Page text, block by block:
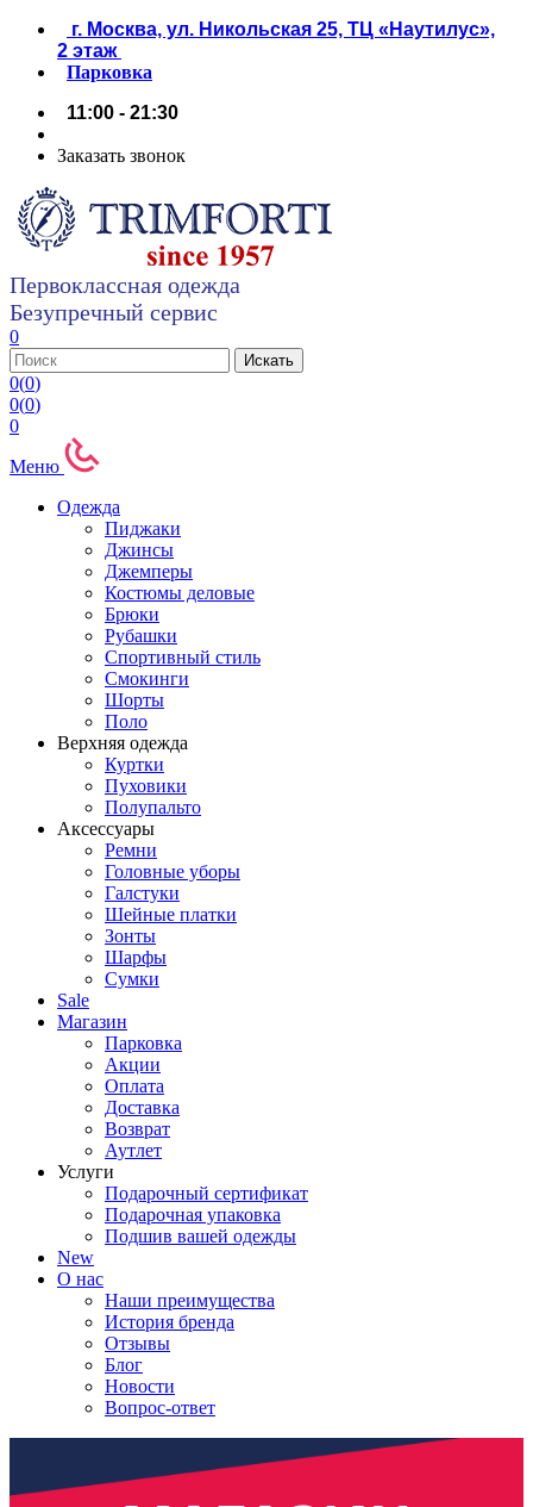
г. Москва, ул. Никольская 25, ТЦ «Наутилус»,
2 этаж
Парковка
11:00 - 21:30
Заказать звонок
Первоклассная одежда
Безупречный сервис
0
0(0)
0(0)
0
Меню
Одежда
Пиджаки
Джинсы
Джемперы
Костюмы деловые
Брюки
Рубашки
Спортивный стиль
Смокинги
Шорты
Поло
Верхняя одежда
Куртки
Пуховики
Полупальто
Аксессуары
Ремни
Головные уборы
Галстуки
Шейные платки
Зонты
Шарфы
Сумки
Sale
Магазин
Парковка
Акции
Оплата
Доставка
Возврат
Аутлет
Услуги
Подарочный сертификат
Подарочная упаковка
Подшив вашей одежды
New
О нас
Наши преимущества
История бренда
Отзывы
Блог
Новости
Вопрос-ответ